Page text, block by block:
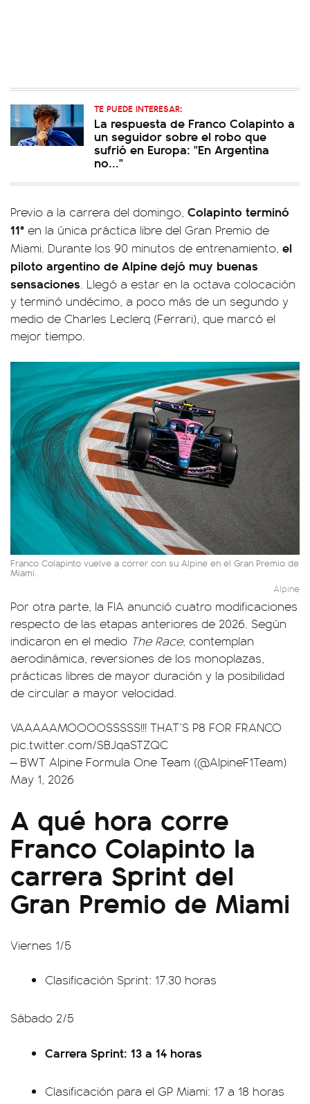
TE PUEDE INTERESAR:
La respuesta de Franco Colapinto a
un seguidor sobre el robo que
sufrió en Europa: "En Argentina
no..."
Previo a la carrera del domingo, Colapinto terminó
11° en la única práctica libre del Gran Premio de
Miami. Durante los 90 minutos de entrenamiento, el
piloto argentino de Alpine dejó muy buenas
sensaciones. Llegó a estar en la octava colocación
y terminó undécimo, a poco más de un segundo y
medio de Charles Leclerq (Ferrari), que marcó el
mejor tiempo.
Franco Colapinto vuelve a correr con su Alpine en el Gran Premio de
Miami.
Alpine
Por otra parte, la FIA anunció cuatro modificaciones
respecto de las etapas anteriores de 2026. Según
indicaron en el medio The Race, contemplan
aerodinámica, reversiones de los monoplazas,
prácticas libres de mayor duración y la posibilidad
de circular a mayor velocidad.
VAAAAAMOOOOSSSSS!!! THAT’S P8 FOR FRANCO
pic.twitter.com/SBJqaSTZQC
— BWT Alpine Formula One Team (@AlpineF1Team)
May 1, 2026
A qué hora corre
Franco Colapinto la
carrera Sprint del
Gran Premio de Miami
Viernes 1/5
Clasificación Sprint: 17.30 horas
Sábado 2/5
Carrera Sprint: 13 a 14 horas
Clasificación para el GP Miami: 17 a 18 horas